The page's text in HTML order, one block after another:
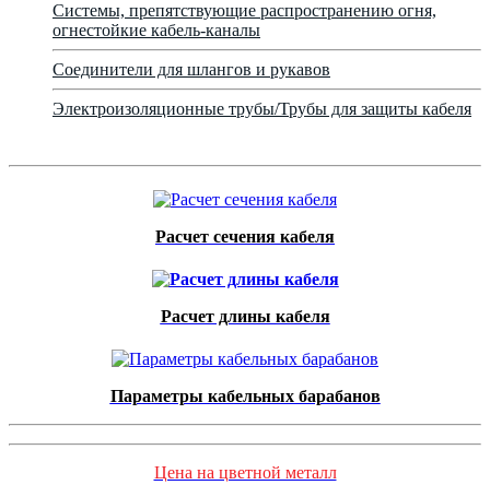
Системы, препятствующие распространению огня,
огнестойкие кабель-каналы
Соединители для шлангов и рукавов
Электроизоляционные трубы/Трубы для защиты кабеля
Расчет сечения кабеля
Расчет длины кабеля
Параметры кабельных барабанов
Цена на цветной металл